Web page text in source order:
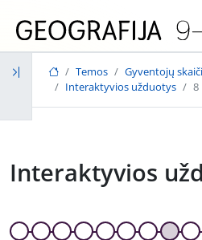
Temos
Gyventojų
Interaktyvios užduotys
8
Interaktyvios